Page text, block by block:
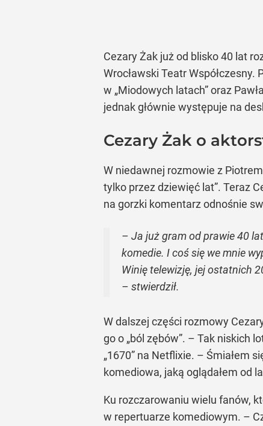
Cezary Żak już od blisko 40 lat
Wrocławski Teatr
w „Miodowych latach” oraz
jednak głównie występuje na
Cezary Żak o
W niedawnej rozmowie z
tylko przez dziewięć lat”. Teraz
na gorzki komentarz odnośnie
– Ja już gram od prawie 40
komedie. I coś się we mnie
Winię telewizję, jej ostatnich
– stwierdził.
W dalszej części rozmowy
go o „ból zębów”. – Tak niskich
„1670” na Netflixie. – Śmiałem
komediowa, jaką oglądałem od
Ku rozczarowaniu wielu fanów,
w repertuarze komediowym. –